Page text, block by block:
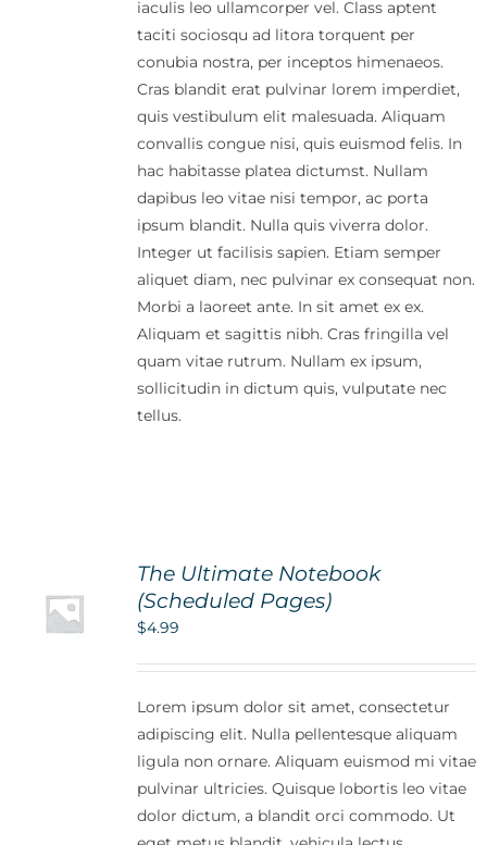
iaculis leo ullamcorper vel. Class aptent
taciti sociosqu ad litora torquent per
conubia nostra, per inceptos himenaeos.
Cras blandit erat pulvinar lorem imperdiet,
quis vestibulum elit malesuada. Aliquam
convallis congue nisi, quis euismod felis. In
hac habitasse platea dictumst. Nullam
dapibus leo vitae nisi tempor, ac porta
ipsum blandit. Nulla quis viverra dolor.
Integer ut facilisis sapien. Etiam semper
aliquet diam, nec pulvinar ex consequat non.
Morbi a laoreet ante. In sit amet ex ex.
Aliquam et sagittis nibh. Cras fringilla vel
quam vitae rutrum. Nullam ex ipsum,
sollicitudin in dictum quis, vulputate nec
tellus.
The Ultimate Notebook
(Scheduled Pages)
$4.99
Lorem ipsum dolor sit amet, consectetur
adipiscing elit. Nulla pellentesque aliquam
ligula non ornare. Aliquam euismod mi vitae
pulvinar ultricies. Quisque lobortis leo vitae
dolor dictum, a blandit orci commodo. Ut